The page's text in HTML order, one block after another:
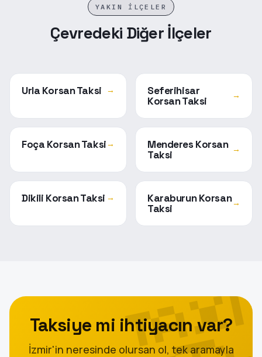
YAKIN İLÇELER
Çevredeki Diğer İlçeler
Urla Korsan Taksi →
Seferihisar
Korsan Taksi
→
Foça Korsan Taksi→
Menderes Korsan
Taksi
→
Dikili Korsan Taksi →
Karaburun Korsan
Taksi
→
Taksiye mi ihtiyacın var?
İzmir'in neresinde olursan ol, tek aramayla